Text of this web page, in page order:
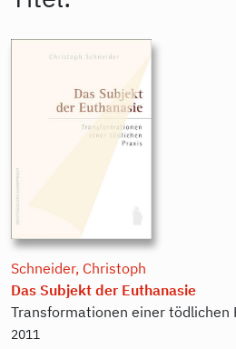
Schneider, Christoph
Das Subjekt der Euthanasie
Transformationen einer tödlichen
2011